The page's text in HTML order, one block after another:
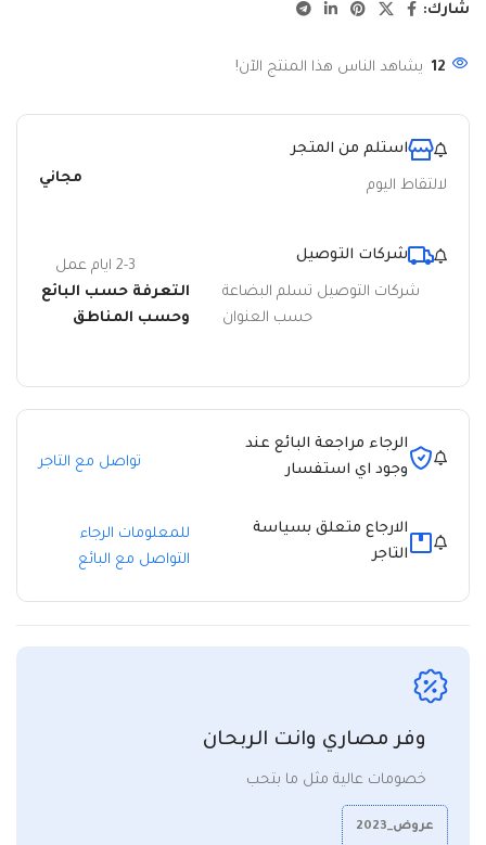
شارك:
12 يشاهد الناس هذا المنتج الآن!
استلم من المتجر
لالتقاط اليوم مجاني
شركات التوصيل
شركات التوصيل تسلم البضاعة
حسب العنوان
2-3 ايام عمل
التعرفة حسب البائع
وحسب المناطق
الرجاء مراجعة البائع عند
وجود اي استفسار
تواصل مع التاجر
الارجاع متعلق بسياسة
التاجر
للمعلومات الرجاء
التواصل مع البائع
وفر مصاري وانت الربحان
خصومات عالية مثل ما بتحب
عروض_2023